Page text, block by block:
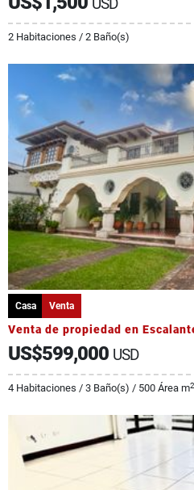
USD
2 Habitaciones / 2 Baño(s)
Casa Venta
Venta de propiedad en
US$599,000 USD
4 Habitaciones / 3 Baño(s) / 500 Área m2